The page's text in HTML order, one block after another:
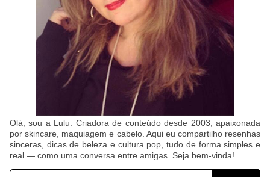
Olá, sou a Lulu. Criadora de conteúdo desde 2003, apaixonada
por skincare, maquiagem e cabelo. Aqui eu compartilho resenhas
sinceras, dicas de beleza e cultura pop, tudo de forma simples e
real — como uma conversa entre amigas. Seja bem-vinda!